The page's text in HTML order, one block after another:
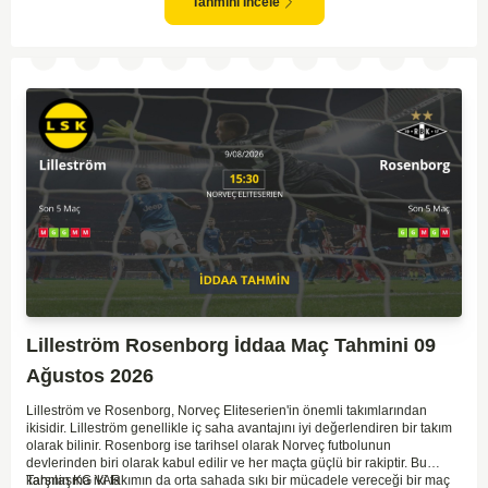
Lilleström Rosenborg İddaa Maç Tahmini 09
Ağustos 2026
Lilleström ve Rosenborg, Norveç Eliteserien'in önemli takımlarından
ikisidir. Lilleström genellikle iç saha avantajını iyi değerlendiren bir takım
olarak bilinir. Rosenborg ise tarihsel olarak Norveç futbolunun
devlerinden biri olarak kabul edilir ve her maçta güçlü bir rakiptir. Bu
karşılaşma iki takımın da orta sahada sıkı bir mücadele vereceği bir maç
Tahmin KG VAR